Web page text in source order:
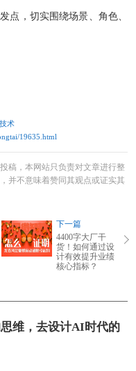
点，切实围绕场景、角色、
术
19635.html
稿，本网站只负责对文章进行整
并不意味着赞同其观点或证实其
下一篇
4400字大厂干
货！如何通过设
计有效提升业绩
核心指标？
维，去设计AI时代的